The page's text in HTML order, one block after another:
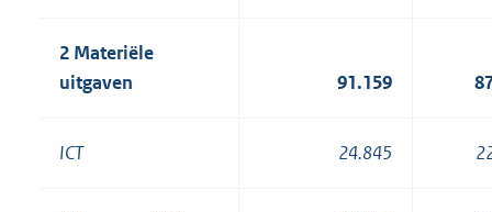
2 Materiële
uitgaven
91.159
ICT 24.845